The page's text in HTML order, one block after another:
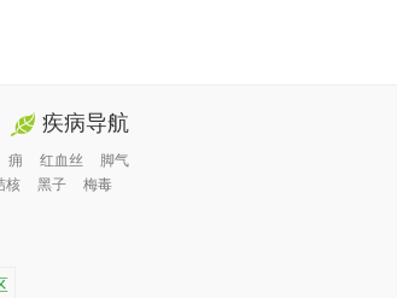
疾病导航
痈 红血丝
脚气
核
黑子 梅毒